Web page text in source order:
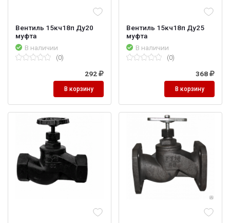
Вентиль 15кч18п Ду20
муфта
В наличии
(0)
292
В корзину
Вентиль 15кч18п Ду25
муфта
В наличии
(0)
368
В корзину